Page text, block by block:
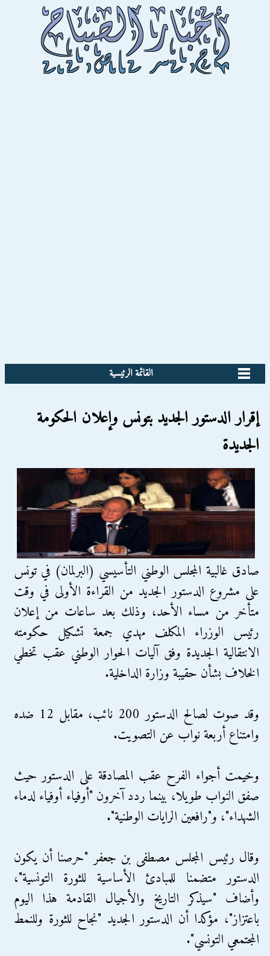
القائمة الرئيسية
إقرار الدستور الجديد بتونس وإعلان الحكومة
الجديدة
صادق غالبية المجلس الوطني التأسيسي (البرلمان) في تونس
على مشروع الدستور الجديد من القراءة الأولى في وقت
متأخر من مساء الأحد، وذلك بعد ساعات من إعلان
رئيس الوزراء المكلف مهدي جمعة تشكيل حكومته
الانتقالية الجديدة وفق آليات الحوار الوطني عقب تخطي
الخلاف بشأن حقيبة وزارة الداخلية.
وقد صوت لصالح الدستور 200 نائب، مقابل 12 ضده
وامتناع أربعة نواب عن التصويت.
وخيمت أجواء الفرح عقب المصادقة على الدستور حيث
صفق النواب طويلا، بينما ردد آخرون "أوفياء أوفياء لدماء
الشهداء"، و"رافعين الرايات الوطنية".
وقال رئيس المجلس مصطفى بن جعفر "حرصنا أن يكون
الدستور متضمنا للمبادئ الأساسية للثورة التونسية"،
وأضاف "سيذكر التاريخ والأجيال القادمة هذا اليوم
باعتزاز"، مؤكدا أن الدستور الجديد "نجاح للثورة وللنمط
المجتمعي التونسي".